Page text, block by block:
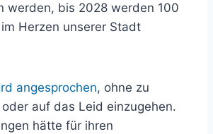
werden, bis 2028 werden 100
Herzen unserer Stadt
angesprochen, ohne zu
auf das Leid einzugehen.
hätte für ihren